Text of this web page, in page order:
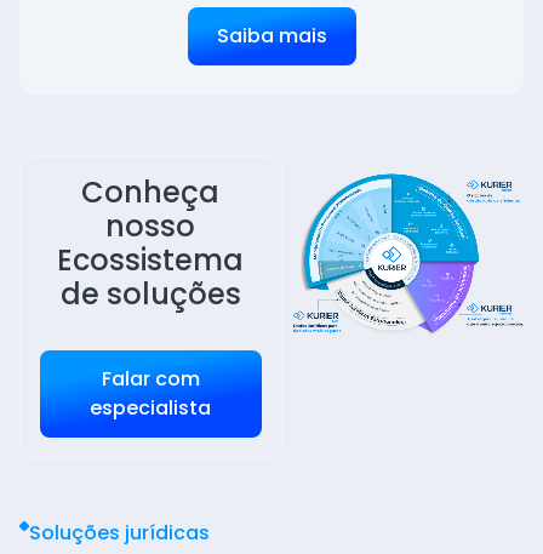
Saiba mais
Conheça
nosso
Ecossistema
de soluções
Falar com
especialista
Soluções jurídicas